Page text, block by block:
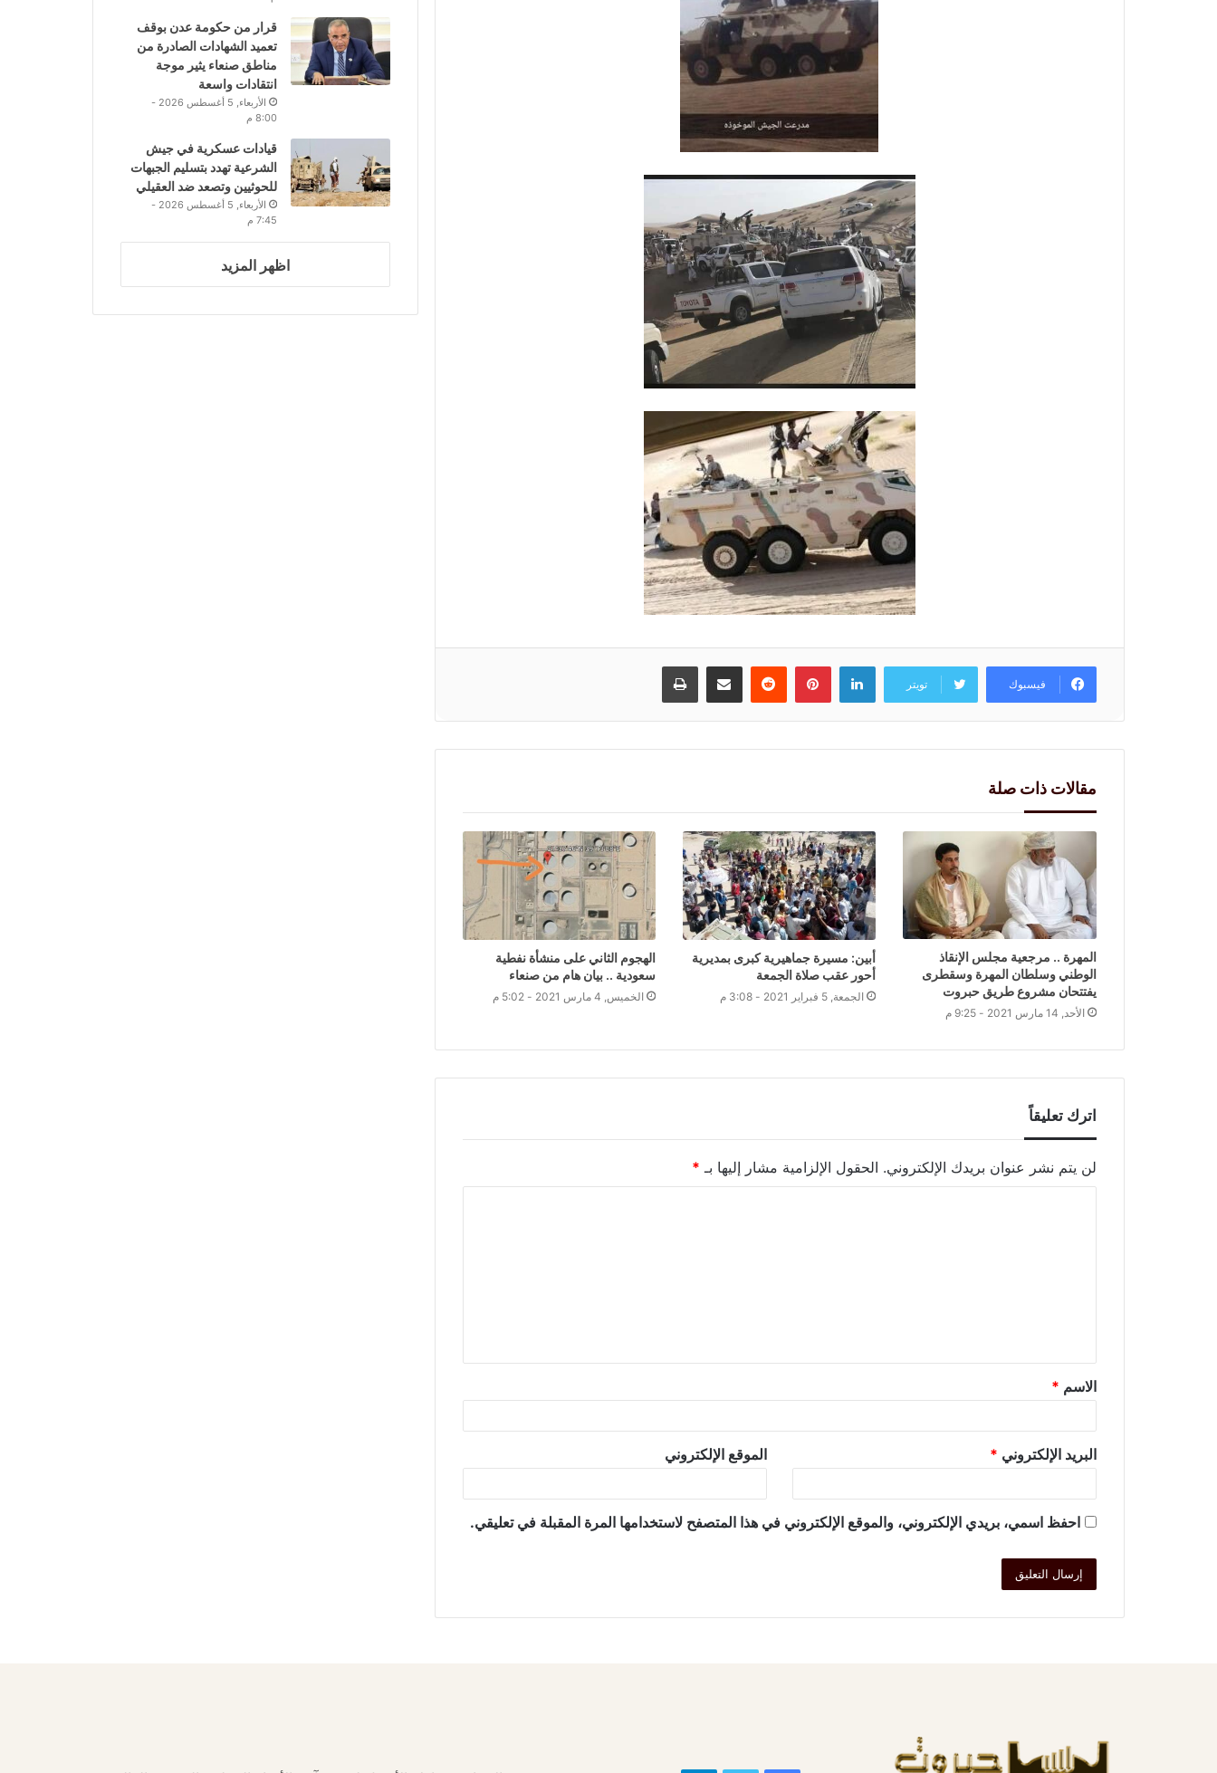
فيسبوك تويتر
لينكدإنبينتيريست
‏Reddit مشاركة عبر البريد طباعة
مقالات ذات صلة
المهرة .. مرجعية مجلس الإنقاذ
الوطني وسلطان المهرة وسقطرى
يفتتحان مشروع طريق حبروت
الأحد, 14 مارس 2021 - 9:25 م
أبين: مسيرة جماهيرية كبرى بمديرية
أحور عقب صلاة الجمعة
الجمعة, 5 فبراير 2021 - 3:08 م
الهجوم الثاني على منشأة نفطية
سعودية .. بيان هام من صنعاء
الخميس, 4 مارس 2021 - 5:02 م
اترك تعليقاً
لن يتم نشر عنوان بريدك الإلكتروني. الحقول الإلزامية مشار إليها بـ *
الاسم *
البريد الإلكتروني * الموقع الإلكتروني
احفظ اسمي، بريدي الإلكتروني، والموقع الإلكتروني في هذا المتصفح لاستخدامها المرة المقبلة في تعليقي.
قرار من حكومة عدن بوقف
تعميد الشهادات الصادرة من
مناطق صنعاء يثير موجة
انتقادات واسعة
الأربعاء, 5 أغسطس 2026 -
8:00 م
قيادات عسكرية في جيش
الشرعية تهدد بتسليم الجبهات
للحوثيين وتصعد ضد العقيلي
الأربعاء, 5 أغسطس 2026 -
7:45 م
اظهر المزيد